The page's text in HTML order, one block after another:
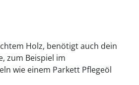
Holz, benötigt auch dein
zum Beispiel im
wie einem Parkett Pflegeöl